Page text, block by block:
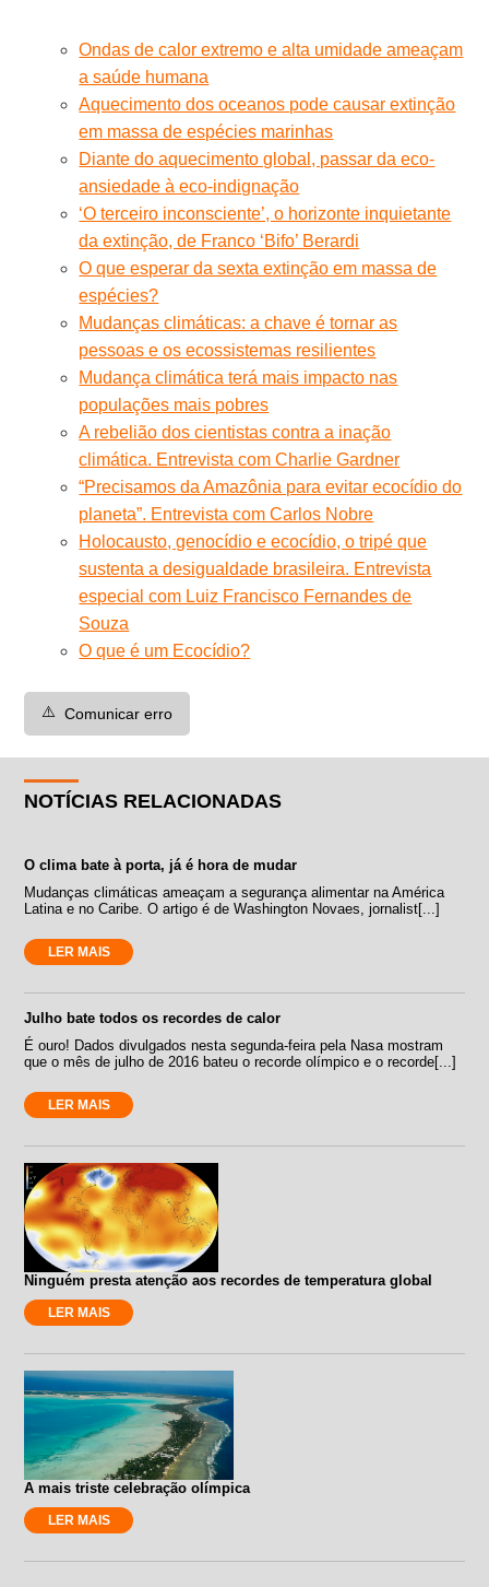
Ondas de calor extremo e alta umidade ameaçam
a saúde humana
Aquecimento dos oceanos pode causar extinção
em massa de espécies marinhas
Diante do aquecimento global, passar da eco-
ansiedade à eco-indignação
‘O terceiro inconsciente’, o horizonte inquietante
da extinção, de Franco ‘Bifo’ Berardi
O que esperar da sexta extinção em massa de
espécies?
Mudanças climáticas: a chave é tornar as
pessoas e os ecossistemas resilientes
Mudança climática terá mais impacto nas
populações mais pobres
A rebelião dos cientistas contra a inação
climática. Entrevista com Charlie Gardner
“Precisamos da Amazônia para evitar ecocídio do
planeta”. Entrevista com Carlos Nobre
Holocausto, genocídio e ecocídio, o tripé que
sustenta a desigualdade brasileira. Entrevista
especial com Luiz Francisco Fernandes de
Souza
O que é um Ecocídio?
⚠️ Comunicar erro
NOTÍCIAS RELACIONADAS
O clima bate à porta, já é hora de mudar
Mudanças climáticas ameaçam a segurança alimentar na América
Latina e no Caribe. O artigo é de Washington Novaes, jornalist[...]
LER MAIS
Julho bate todos os recordes de calor
É ouro! Dados divulgados nesta segunda-feira pela Nasa mostram
que o mês de julho de 2016 bateu o recorde olímpico e o recorde[...]
LER MAIS
Ninguém presta atenção aos recordes de temperatura global
LER MAIS
A mais triste celebração olímpica
LER MAIS